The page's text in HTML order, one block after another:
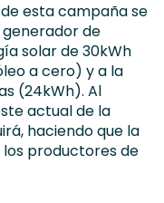
esta campaña se
de
solar de 30kWh
a cero) y a la
(24kWh). Al
actual de la
haciendo que la
productores de